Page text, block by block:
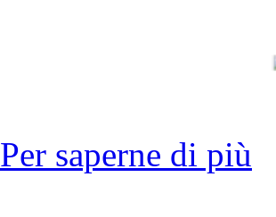
Per saperne di più